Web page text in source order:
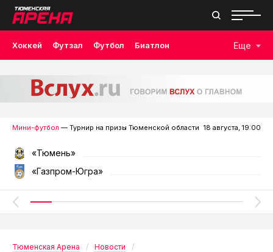
Хоккей Футзал Футбол Биатлон Еще
Мини-футбол — Турнир на призы Тюменской области 18 августа, 19:00
«Тюмень»
«Газпром-Югра»
Тюменская Арена Новости